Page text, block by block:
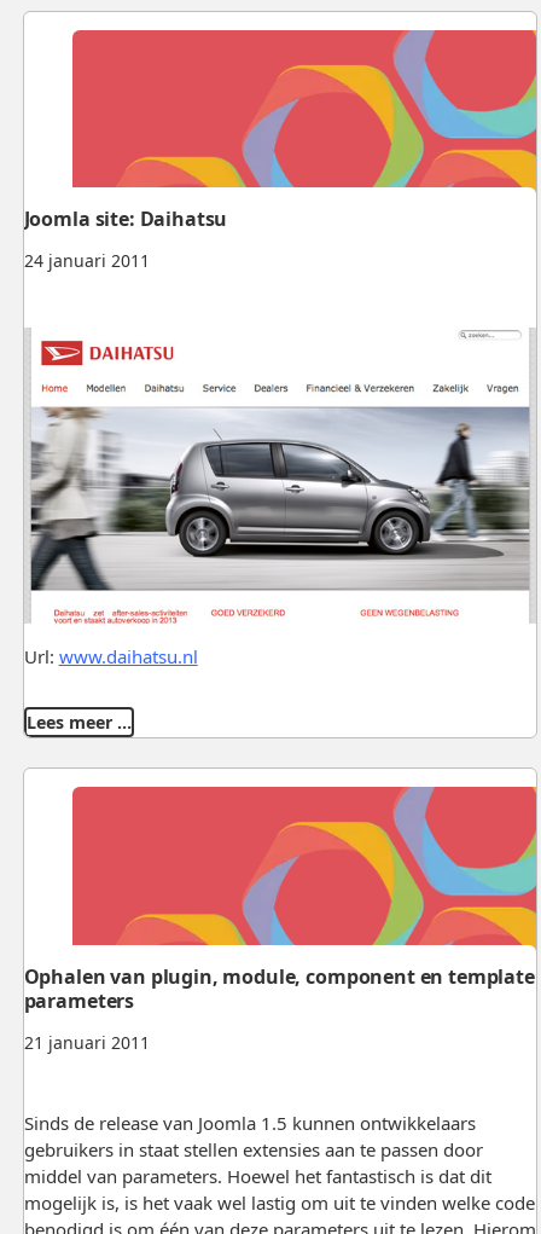
24 januari 2011
Joomla site: Daihatsu
Url: www.daihatsu.nl
Lees meer …
21 januari 2011
Ophalen van plugin, module, component en template
parameters
Sinds de release van Joomla 1.5 kunnen ontwikkelaars
gebruikers in staat stellen extensies aan te passen door
middel van parameters. Hoewel het fantastisch is dat dit
mogelijk is, is het vaak wel lastig om uit te vinden welke code